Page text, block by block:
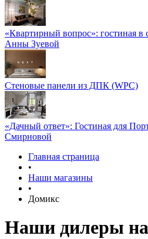
«Квартирный вопрос»: гостиная
Анны Зуевой
Стеновые панели из ДПК (WPC)
«Дачный ответ»: Гостиная для
Смирновой
Главная страница
•
Наши магазины
•
Домикс
Наши дилеры на